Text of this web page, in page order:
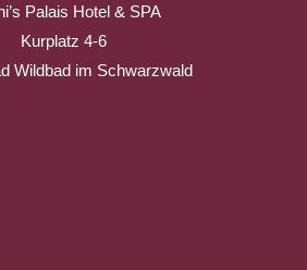
Palais Hotel & SPA
Kurplatz 4-6
Wildbad im Schwarzwald